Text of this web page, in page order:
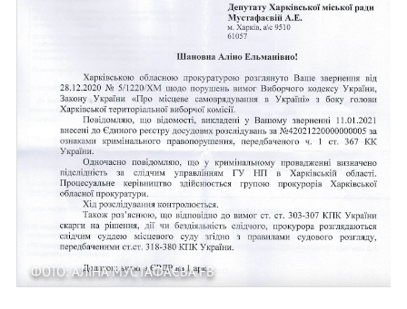
ФОТО: АЛІНА МУСТАФАЄВА FB